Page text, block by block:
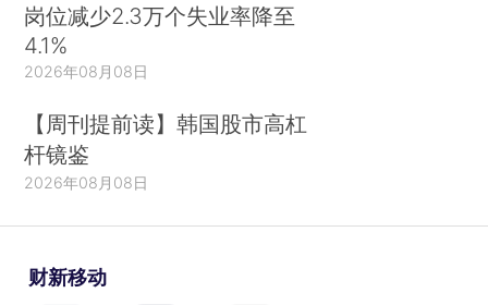
岗位减少2.3万个失业率降至
4.1%
2026年08月08日
【周刊提前读】韩国股市高杠
杆镜鉴
2026年08月08日
财新移动